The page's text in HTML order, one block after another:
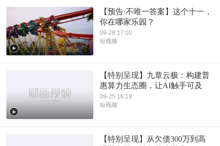
【预告·不唯一答案】这个十一，
你在哪家乐园？
09-28 17:00
短视频
【特别呈现】九章云极：构建普
惠算力生态圈，让AI触手可及
09-25 16:19
短视频
【特别呈现】从欠债300万到高